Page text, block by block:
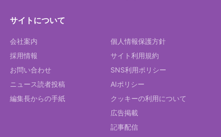
サイトについて
会社案内
採用情報
お問い合わせ
ニュース読者投稿
編集長からの手紙
個人情報保護方針
サイト利用規約
SNS利用ポリシー
AIポリシー
クッキーの利用について
広告掲載
記事配信